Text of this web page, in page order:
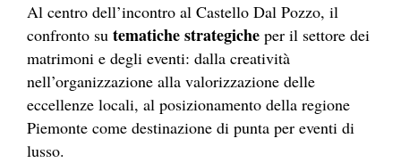
Al centro dell’incontro al Castello Dal Pozzo, il
confronto su tematiche strategiche per il settore dei
matrimoni e degli eventi: dalla creatività
nell’organizzazione alla valorizzazione delle
eccellenze locali, al posizionamento della regione
Piemonte come destinazione di punta per eventi di
lusso.